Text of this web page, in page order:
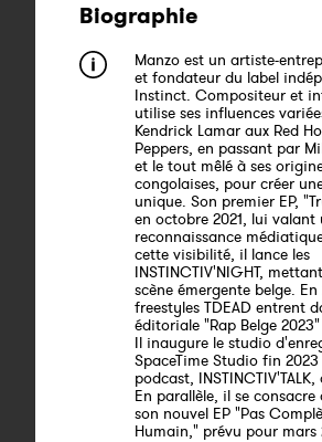
Biographie
Manzo est un artiste-
et fondateur du label
Instinct. Compositeur et
utilise ses influences
Kendrick Lamar aux Red
Peppers, en passant par
et le tout mêlé à ses
congolaises, pour créer
unique. Son premier EP,
en octobre 2021, lui valant
reconnaissance
cette visibilité, il lance les
INSTINCTIV'NIGHT,
scène émergente belge. En
freestyles TDEAD entrent
éditoriale "Rap Belge
Il inaugure le studio
SpaceTime Studio fin
podcast,
En parallèle, il se consacre
son nouvel EP "Pas
Humain," prévu pour mars